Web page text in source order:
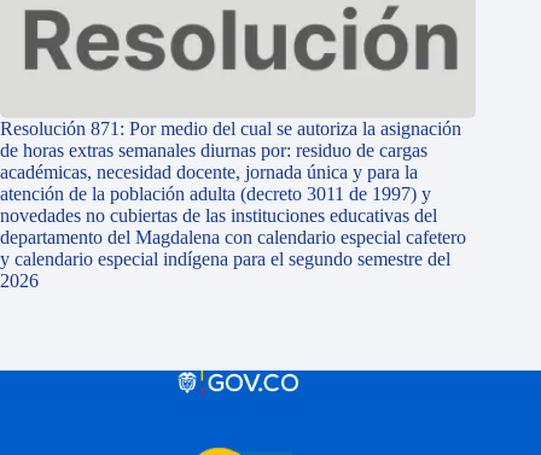
Resolución 871: Por medio del cual se autoriza la asignación
de horas extras semanales diurnas por: residuo de cargas
académicas, necesidad docente, jornada única y para la
atención de la población adulta (decreto 3011 de 1997) y
novedades no cubiertas de las instituciones educativas del
departamento del Magdalena con calendario especial cafetero
y calendario especial indígena para el segundo semestre del
2026